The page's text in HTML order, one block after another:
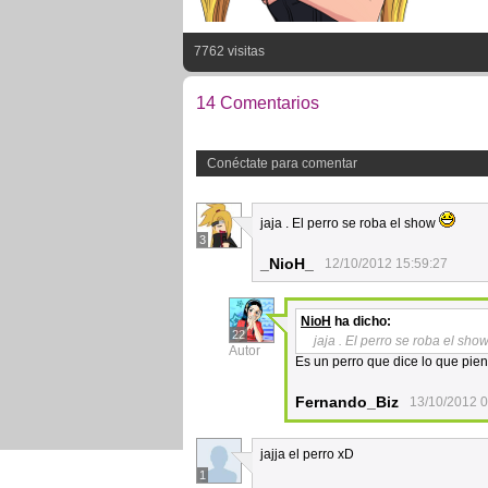
7762 visitas
14 Comentarios
Conéctate para comentar
3
jaja . El perro se roba el show
_NioH_ 12/10/2012 15:59:27
22
Autor
NioH ha dicho:
jaja . El perro se roba el show
Es un perro que dice lo que
Fernando_Biz 13/10/2012
1
jajja el perro xD